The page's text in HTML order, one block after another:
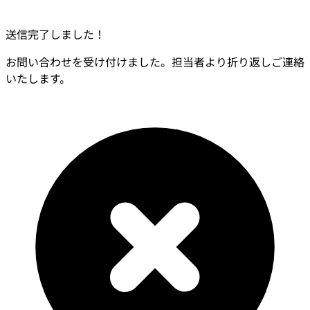
送信完了しました！
お問い合わせを受け付けました。担当者より折り返しご連絡
いたします。